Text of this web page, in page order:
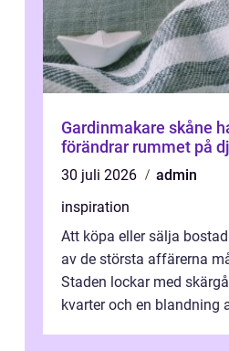
Gardinmakare skåne hantverk som
förändrar rummet på
30 juli 2026
admin
inspiration
Att köpa eller sälja
av de största affärerna
Staden lockar med
kvarter och en blandning